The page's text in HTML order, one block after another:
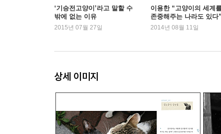
33. 단풍 구경 나온 낭만고양이 | 34. 5남매 아기
어디서 구할까 | 38. 고양이 버리러 온 아이와 어
버젓이 젖 먹이는 길고양이 | 42. 배고파서 휴지
46. 노랑이네 가족 1개월의 기록 | 47. 길고양이
길고양이 | 51.“고양이는 다 죽여야 한다”는 황
겨울나기 | 55. 노랑이의 싸늘한 죽음 | 56. 아기
「cat cinema」 살금살금 소곤소곤 「from cat」
‘기승전고양이’라고 말할 수
밖에 없는 이유
2015년 07월 27일
이용한 “고양이의 세계
존중해주는 나라도 있다
2014년 08월 11일
상세 이미지